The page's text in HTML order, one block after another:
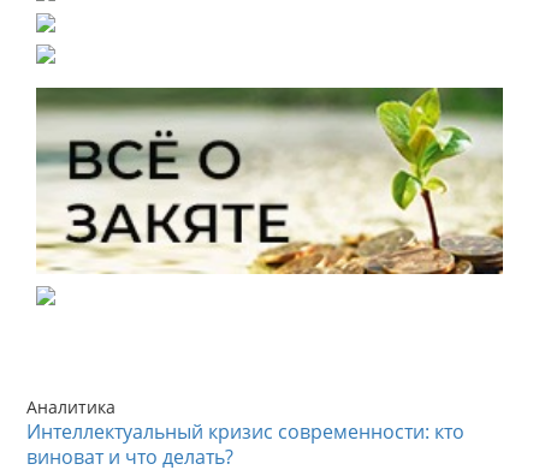
Аналитика
Интеллектуальный кризис современности: кто
виноват и что делать?